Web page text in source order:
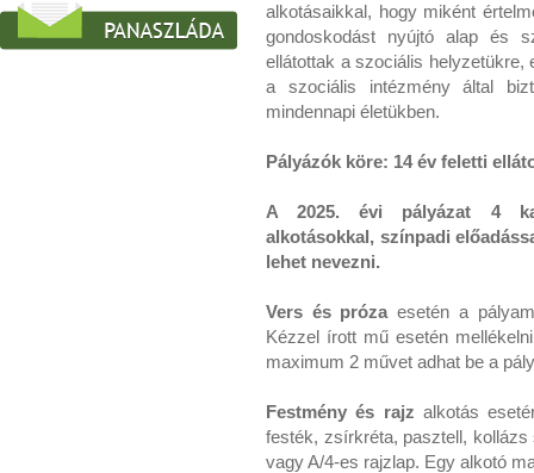
alkotásaikkal, hogy miként
gondoskodást nyújtó alap és
ellátottak a szociális helyzetükre,
a szociális intézmény által
mindennapi életükben.
Pályázók köre: 14 év feletti
A 2025. évi pályázat 4
alkotásokkal, színpadi
lehet nevezni.
Vers és próza esetén a
Kézzel írott mű esetén
maximum 2 művet adhat be a
Festmény és rajz alkotás
festék, zsírkréta, pasztell,
vagy A/4-es rajzlap. Egy alkotó